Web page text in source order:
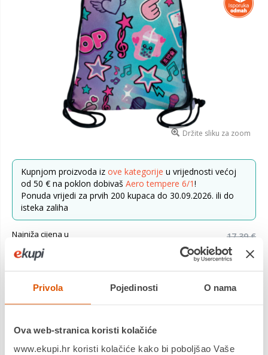
Privola Pojedinosti O nama
Ova web-stranica koristi kolačiće
www.ekupi.hr koristi kolačiće kako bi poboljšao Vaše
Držite sliku za zoom
Kupnjom proizvoda iz ove kategorije u vrijednosti većoj
od 50 € na poklon dobivaš Aero tempere 6/1!
Ponuda vrijedi za prvih 200 kupaca do 30.09.2026. ili do
isteka zaliha
Najniža cijena u
17,39 €
Cijena 12,12 €
Vrećica za papuče u pastelnim tonovima s motivima
popularnog K-Popa. Pogodna za nošenje obuće ili opreme za
Dostavljamo već od 20.08.2026